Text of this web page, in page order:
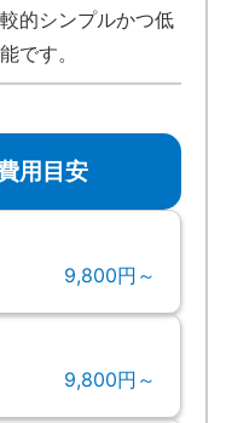
的シンプルかつ低
です。
用目安
9,800円～
9,800円～